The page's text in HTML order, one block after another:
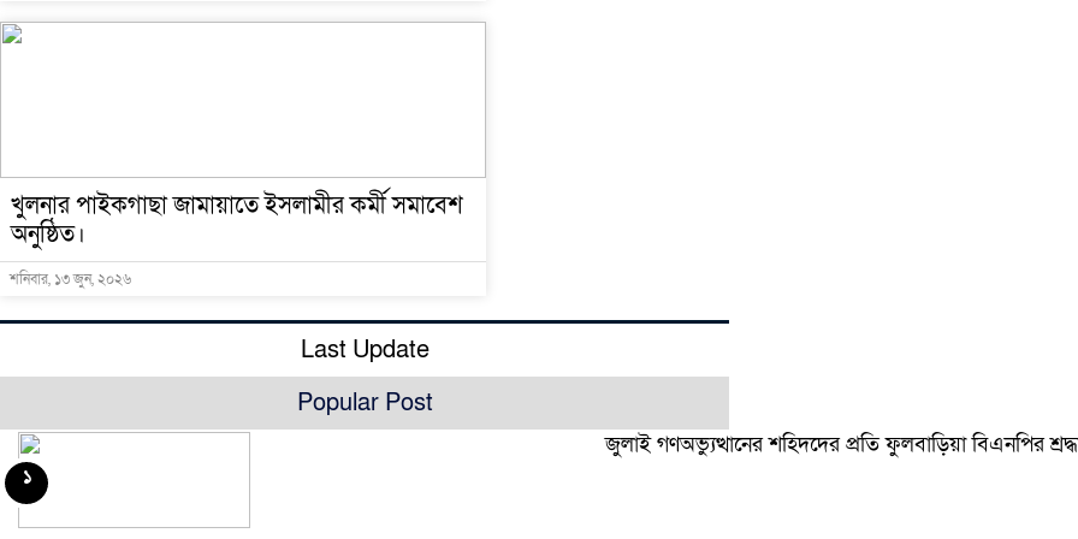
খুলনার পাইকগাছা জামায়াতে ইসলামীর কর্মী সমাবেশ
অনুষ্ঠিত।
শনিবার, ১৩ জুন, ২০২৬
Last Update
Popular Post
জুলাই গণঅভ্যুত্থানের শহিদদের প্রতি ফুলবাড়িয়া বিএনপির
১